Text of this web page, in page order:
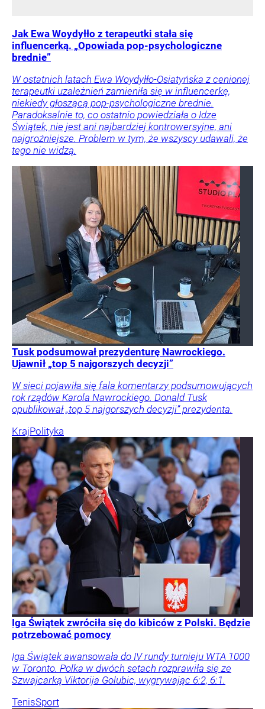
Jak Ewa Woydyłło z terapeutki stała się
influencerką. „Opowiada pop-psychologiczne
brednie”
W ostatnich latach Ewa Woydyłło-Osiatyńska z cenionej
terapeutki uzależnień zamieniła się w influencerkę,
niekiedy głoszącą pop-psychologiczne brednie.
Paradoksalnie to, co ostatnio powiedziała o Idze
Świątek, nie jest ani najbardziej kontrowersyjne, ani
najgroźniejsze. Problem w tym, że wszyscy udawali, że
tego nie widzą.
Tusk podsumował prezydenturę Nawrockiego.
Ujawnił „top 5 najgorszych decyzji”
W sieci pojawiła się fala komentarzy podsumowujących
rok rządów Karola Nawrockiego. Donald Tusk
opublikował „top 5 najgorszych decyzji” prezydenta.
KrajPolityka
Iga Świątek zwróciła się do kibiców z Polski. Będzie
potrzebować pomocy
Iga Świątek awansowała do IV rundy turnieju WTA 1000
w Toronto. Polka w dwóch setach rozprawiła się ze
Szwajcarką Viktorija Golubic, wygrywając 6:2, 6:1.
TenisSport